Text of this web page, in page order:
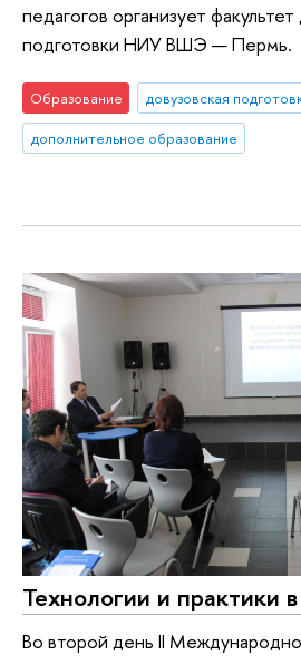
педагогов организует
подготовки НИУ ВШЭ — Пермь.
Образование
довузовская
дополнительное образование
Технологии и практики
Во второй день II